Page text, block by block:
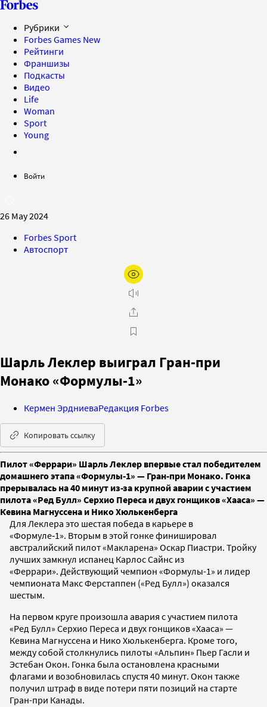
Рубрики
Forbes Games New
Рейтинги
Франшизы
Подкасты
Видео
Life
Woman
Sport
Young
Войти
26 May 2024
Forbes Sport
Автоспорт
Шарль Леклер выиграл Гран-при
Монако «Формулы-1»
Кермен ЭрдниеваРедакция Forbes
Копировать ссылку
Пилот «Феррари» Шарль Леклер впервые стал победителем
домашнего этапа «Формулы-1» — Гран-при Монако. Гонка
прерывалась на 40 минут из-за крупной аварии с участием
пилота «Ред Булл» Серхио Переса и двух гонщиков «Хааса» —
Кевина Магнуссена и Нико Хюлькенберга
Для Леклера это шестая победа в карьере в
«Формуле‑1». Вторым в этой гонке финишировал
австралийский пилот «Макларена» Оскар Пиастри. Тройку
лучших замкнул испанец Карлос Сайнс из
«Феррари». Действующий чемпион «Формулы-1» и лидер
чемпионата Макс Ферстаппен («Ред Булл») оказался
шестым.
На первом круге произошла авария с участием пилота
«Ред Булл» Серхио Переса и двух гонщиков «Хааса» —
Кевина Магнуссена и Нико Хюлькенберга. Кроме того,
между собой столкнулись пилоты «Альпин» Пьер Гасли и
Эстебан Окон. Гонка была остановлена красными
флагами и возобновилась спустя 40 минут. Окон также
получил штраф в виде потери пяти позиций на старте
Гран-при Канады.